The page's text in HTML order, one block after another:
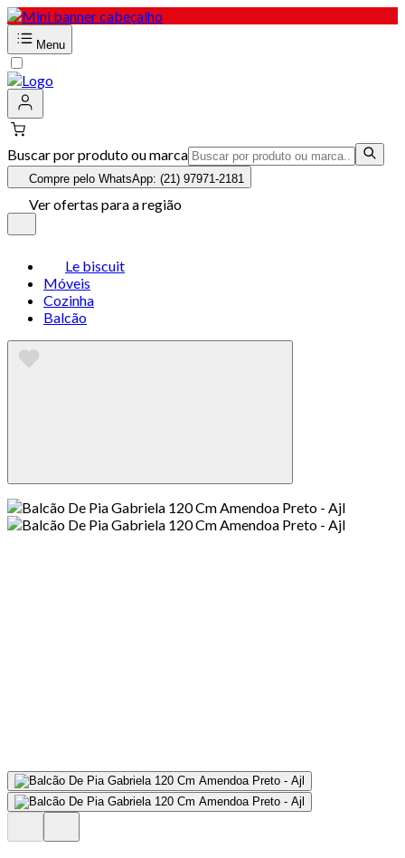
Menu
Buscar por produto ou marca
Compre pelo WhatsApp: (21) 97971-2181
Ver ofertas para a região
Le biscuit
Móveis
Cozinha
Balcão